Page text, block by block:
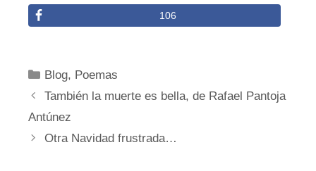
106
Categorías
Blog, Poemas
También la muerte es bella, de Rafael Pantoja
Antúnez
Otra Navidad frustrada…